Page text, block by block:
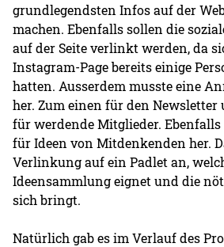
grundlegendsten Infos auf der
machen. Ebenfalls sollen die
auf der Seite verlinkt werden, da
Instagram-Page bereits einige
hatten. Ausserdem musste eine
her. Zum einen für den Newsletter
für werdende Mitglieder.
für Ideen von Mitdenkenden her.
Verlinkung auf ein Padlet an,
Ideensammlung eignet und die
sich bringt.
Natürlich gab es im Verlauf des